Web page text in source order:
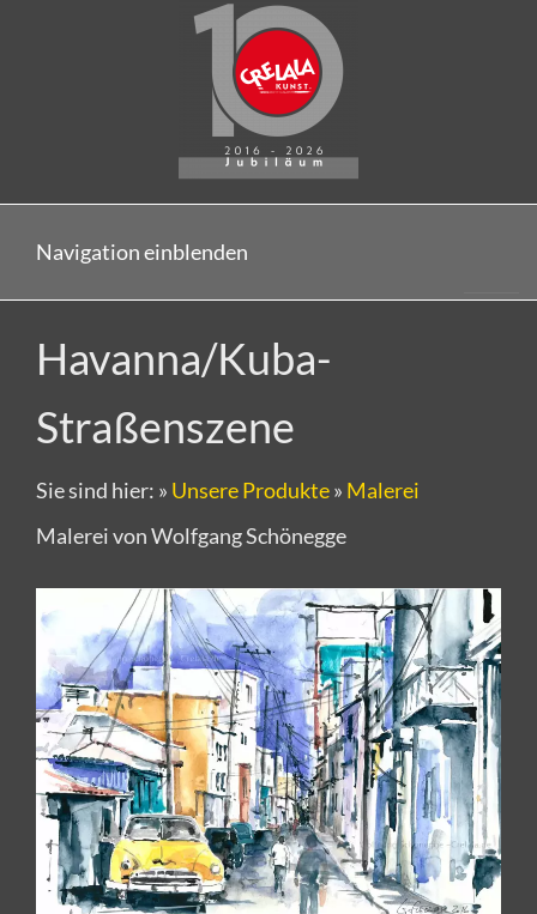
Navigation einblenden
Havanna/Kuba-
Straßenszene
Sie sind hier: » Unsere Produkte» Malerei
Malerei von Wolfgang Schönegge